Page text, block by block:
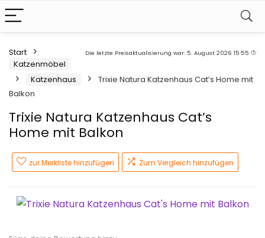
Die letzte Preisaktualisierung war: 5. August 2026 15:55
Start
Katzenmöbel
Katzenhaus
Trixie Natura Katzenhaus Cat’s Home mit
Balkon
Trixie Natura Katzenhaus Cat’s
Home mit Balkon
zur Merkliste hinzufügen Zum Vergleich hinzufügen